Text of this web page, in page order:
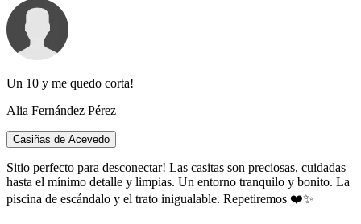
Un 10 y me quedo corta!
Alia Fernández Pérez
Casiñas de Acevedo
Sitio perfecto para desconectar! Las casitas son preciosas, cuidadas
hasta el mínimo detalle y limpias. Un entorno tranquilo y bonito. La
piscina de escándalo y el trato inigualable. Repetiremos ❤️✨